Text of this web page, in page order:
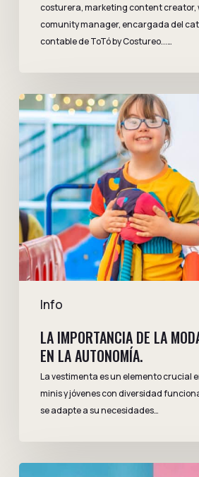
costurera, marketing content creator,
comunity manager, encargada del
contable de ToTó by Costureo...…
Info
La
importancia
de
la
inclusiva
en
la
autonomía.
LA IMPORTANCIA DE LA
EN LA AUTONOMÍA.
La vestimenta es un elemento crucial
minis y jóvenes con diversidad
se adapte a su necesidades…
¿Cómo